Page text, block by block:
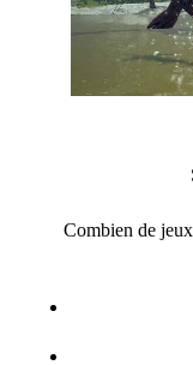
Combien de